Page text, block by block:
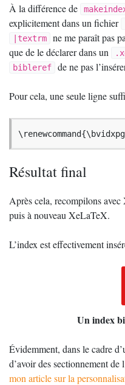
À la différence de
explicitement dans un fichier
|textrm
ne me paraît pas
que de le déclarer dans un
bibleref de ne pas
Pour cela, une seule ligne
Résultat final
Après cela, recompilons
puis à nouveau XeLaTeX.
L’index est effectivement
Un index
Évidemment, dans le cadre
d’avoir des sectionnement
mon article sur la